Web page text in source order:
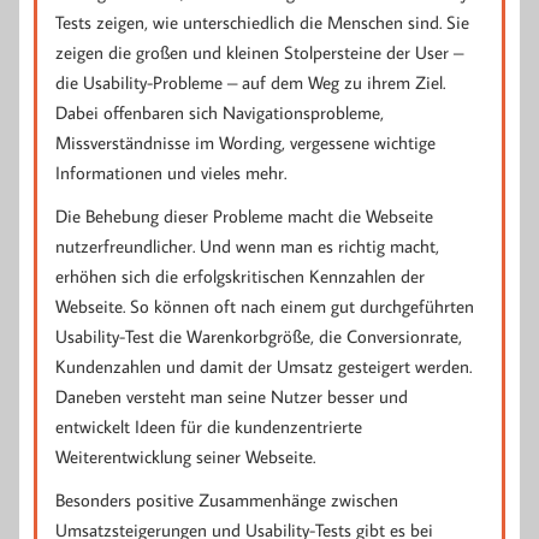
Tests zeigen, wie unterschiedlich die Menschen sind. Sie
zeigen die großen und kleinen Stolpersteine der User –
die Usability-Probleme – auf dem Weg zu ihrem Ziel.
Dabei offenbaren sich Navigationsprobleme,
Missverständnisse im Wording, vergessene wichtige
Informationen und vieles mehr.
Die Behebung dieser Probleme macht die Webseite
nutzerfreundlicher. Und wenn man es richtig macht,
erhöhen sich die erfolgskritischen Kennzahlen der
Webseite. So können oft nach einem gut durchgeführten
Usability-Test die Warenkorbgröße, die Conversionrate,
Kundenzahlen und damit der Umsatz gesteigert werden.
Daneben versteht man seine Nutzer besser und
entwickelt Ideen für die kundenzentrierte
Weiterentwicklung seiner Webseite.
Besonders positive Zusammenhänge zwischen
Umsatzsteigerungen und Usability-Tests gibt es bei